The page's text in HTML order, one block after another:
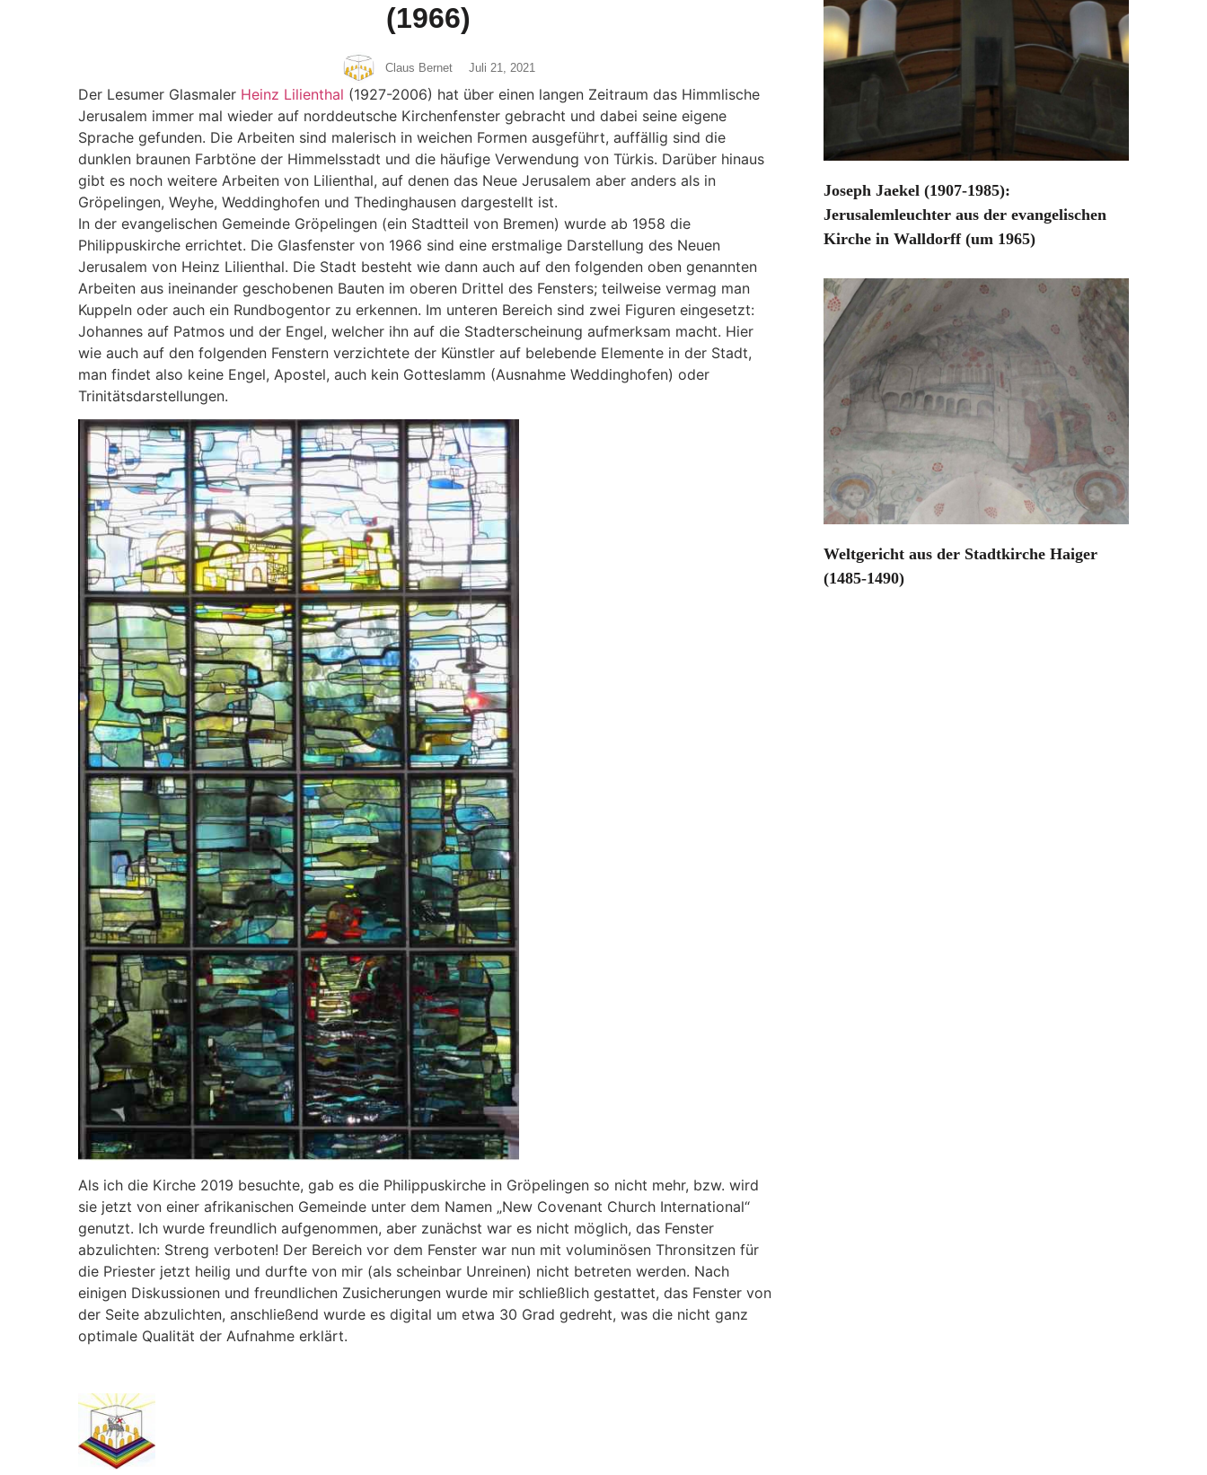
(1966)
Claus Bernet Juli 21, 2021
Der Lesumer Glasmaler Heinz Lilienthal (1927-2006) hat über einen langen Zeitraum das Himmlische
Jerusalem immer mal wieder auf norddeutsche Kirchenfenster gebracht und dabei seine eigene
Sprache gefunden. Die Arbeiten sind malerisch in weichen Formen ausgeführt, auffällig sind die
dunklen braunen Farbtöne der Himmelsstadt und die häufige Verwendung von Türkis. Darüber hinaus
gibt es noch weitere Arbeiten von Lilienthal, auf denen das Neue Jerusalem aber anders als in
Gröpelingen, Weyhe, Weddinghofen und Thedinghausen dargestellt ist.
In der evangelischen Gemeinde Gröpelingen (ein Stadtteil von Bremen) wurde ab 1958 die
Philippuskirche errichtet. Die Glasfenster von 1966 sind eine erstmalige Darstellung des Neuen
Jerusalem von Heinz Lilienthal. Die Stadt besteht wie dann auch auf den folgenden oben genannten
Arbeiten aus ineinander geschobenen Bauten im oberen Drittel des Fensters; teilweise vermag man
Kuppeln oder auch ein Rundbogentor zu erkennen. Im unteren Bereich sind zwei Figuren eingesetzt:
Johannes auf Patmos und der Engel, welcher ihn auf die Stadterscheinung aufmerksam macht. Hier
wie auch auf den folgenden Fenstern verzichtete der Künstler auf belebende Elemente in der Stadt,
man findet also keine Engel, Apostel, auch kein Gotteslamm (Ausnahme Weddinghofen) oder
Trinitätsdarstellungen.
Als ich die Kirche 2019 besuchte, gab es die Philippuskirche in Gröpelingen so nicht mehr, bzw. wird
sie jetzt von einer afrikanischen Gemeinde unter dem Namen „New Covenant Church International“
genutzt. Ich wurde freundlich aufgenommen, aber zunächst war es nicht möglich, das Fenster
abzulichten: Streng verboten! Der Bereich vor dem Fenster war nun mit voluminösen Thronsitzen für
die Priester jetzt heilig und durfte von mir (als scheinbar Unreinen) nicht betreten werden. Nach
einigen Diskussionen und freundlichen Zusicherungen wurde mir schließlich gestattet, das Fenster von
der Seite abzulichten, anschließend wurde es digital um etwa 30 Grad gedreht, was die nicht ganz
optimale Qualität der Aufnahme erklärt.
Joseph Jaekel (1907-1985):
Jerusalemleuchter aus der evangelischen
Kirche in Walldorff (um 1965)
Weltgericht aus der Stadtkirche Haiger
(1485-1490)